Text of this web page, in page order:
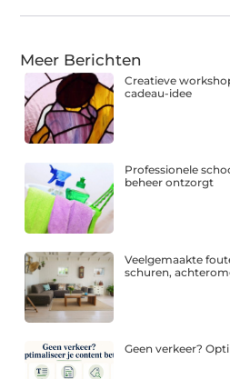
Meer Berichten
Creatieve
cadeau-idee
Professionele
beheer ontzorgt
Veelgemaakte
schuren,
Geen verkeer?